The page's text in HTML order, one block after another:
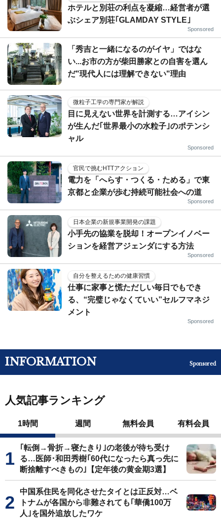
ホテルと別荘の利点を凝縮…経営者が選
ぶシェア別荘｢GLAMDAY STYLE｣
Sponsored
「秀吉と一緒になるのがイヤ」ではな
い...お市の方が柴田勝家との自害を選ん
だ"現代人には理解できない"理由
微粒子工学の専門家が解説
目に見えない世界を計測する…アイシン
が生んだ｢世界最小の水粒子｣のポテンシ
ャル
Sponsored
官民で挑むHTTアクション
電力を「へらす・つくる・ためる」で東
京都と企業が歩む持続可能社会への道
Sponsored
日本企業の新規事業開発の課題
小手先の協業を脱却！オープンイノベー
ションを経営アジェンダにする方法
Sponsored
自分を整えるための健康習慣
仕事に家事と慌ただしい毎日でもでき
る、“完璧じゃなくていい”セルフマネジ
メント
Sponsored
INFORMATION Sponsored
人気記事ランキング
1時間 週間 無料会員 有料会員
｢転倒→骨折→寝たきり｣の老後が待ち受け
る…医師･和田秀樹｢60代になったら真っ先に
断捨離すべきもの｣【定年後の黄金期3選】
中国系住民を同化させたタイとは正反対…ベ
トナムが各国から非難されても｢華僑100万
人｣を国外追放したワケ